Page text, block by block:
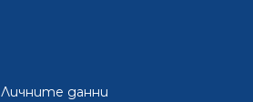
Личните данни